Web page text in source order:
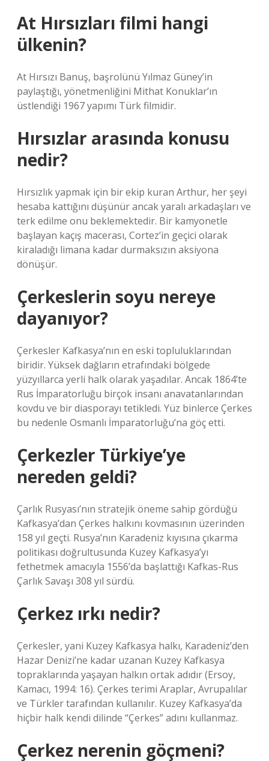
At Hırsızları filmi hangi
ülkenin?
At Hırsızı Banuş, başrolünü Yılmaz Güney’in
paylaştığı, yönetmenliğini Mithat Konuklar’ın
üstlendiği 1967 yapımı Türk filmidir.
Hırsızlar arasında konusu
nedir?
Hırsızlık yapmak için bir ekip kuran Arthur, her şeyi
hesaba kattığını düşünür ancak yaralı arkadaşları ve
terk edilme onu beklemektedir. Bir kamyonetle
başlayan kaçış macerası, Cortez’in geçici olarak
kiraladığı limana kadar durmaksızın aksiyona
dönüşür.
Çerkeslerin soyu nereye
dayanıyor?
Çerkesler Kafkasya’nın en eski topluluklarından
biridir. Yüksek dağların etrafındaki bölgede
yüzyıllarca yerli halk olarak yaşadılar. Ancak 1864’te
Rus İmparatorluğu birçok insanı anavatanlarından
kovdu ve bir diasporayı tetikledi. Yüz binlerce Çerkes
bu nedenle Osmanlı İmparatorluğu’na göç etti.
Çerkezler Türkiye’ye
nereden geldi?
Çarlık Rusyası’nın stratejik öneme sahip gördüğü
Kafkasya’dan Çerkes halkını kovmasının üzerinden
158 yıl geçti. Rusya’nın Karadeniz kıyısına çıkarma
politikası doğrultusunda Kuzey Kafkasya’yı
fethetmek amacıyla 1556’da başlattığı Kafkas-Rus
Çarlık Savaşı 308 yıl sürdü.
Çerkez ırkı nedir?
Çerkesler, yani Kuzey Kafkasya halkı, Karadeniz’den
Hazar Denizi’ne kadar uzanan Kuzey Kafkasya
topraklarında yaşayan halkın ortak adıdır (Ersoy,
Kamacı, 1994: 16). Çerkes terimi Araplar, Avrupalılar
ve Türkler tarafından kullanılır. Kuzey Kafkasya’da
hiçbir halk kendi dilinde “Çerkes” adını kullanmaz.
Çerkez nerenin göçmeni?